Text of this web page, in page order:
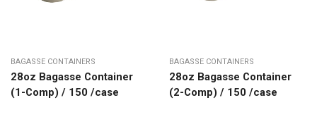
BAGASSE CONTAINERS
28oz Bagasse Container
(1-Comp) / 150 /case
BAGASSE CONTAINERS
28oz Bagasse Container
(2-Comp) / 150 /case